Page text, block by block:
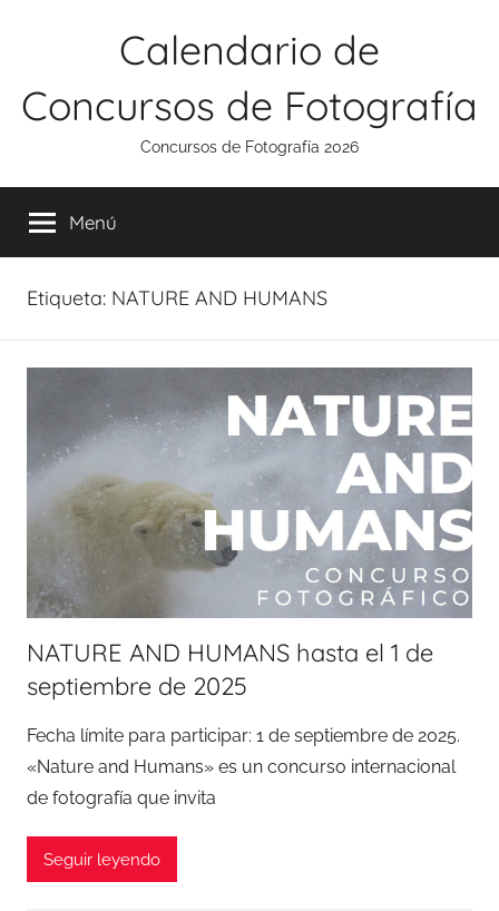
Calendario de
Concursos de Fotografía
Concursos de Fotografía 2026
Menú
Etiqueta: NATURE AND HUMANS
NATURE AND HUMANS hasta el 1 de
septiembre de 2025
Fecha límite para participar: 1 de septiembre de 2025.
«Nature and Humans» es un concurso internacional
de fotografía que invita
Seguir leyendo